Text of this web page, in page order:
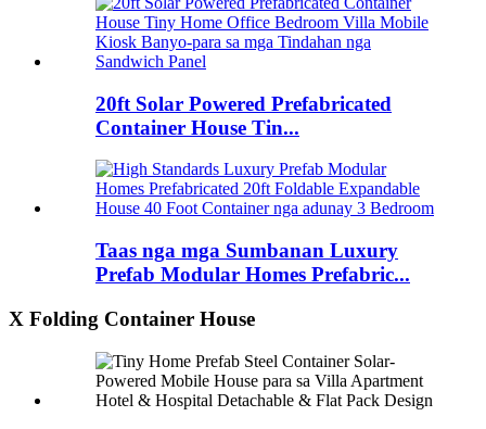
20ft Solar Powered Prefabricated
Container House Tin...
Taas nga mga Sumbanan Luxury
Prefab Modular Homes Prefabric...
X Folding Container House